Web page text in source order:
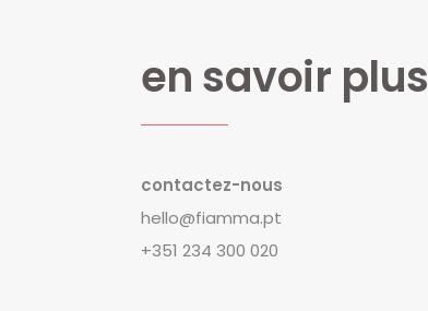
en savoir plus
contactez-nous
hello@fiamma.pt
+351 234 300 020